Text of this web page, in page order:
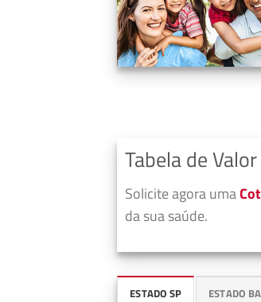
Tabela de
Solicite agora uma
da sua saúde.
ESTADO SP ESTADO BA